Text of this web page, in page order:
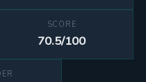
SCORE
70.5/100